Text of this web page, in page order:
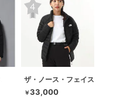
ザ・ノース・フェイス
￥33,000